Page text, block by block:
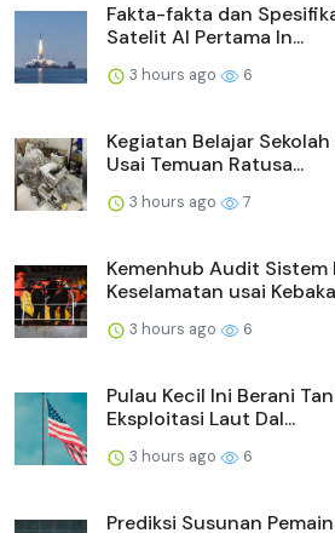
Fakta-fakta dan
Satelit AI Pertama In...
3 hours ago 6
Kegiatan Belajar
Usai Temuan Ratusa...
3 hours ago 7
Kemenhub Audit Sistem
Keselamatan usai
3 hours ago 6
Pulau Kecil Ini Berani
Eksploitasi Laut Dal...
3 hours ago 6
Prediksi Susunan